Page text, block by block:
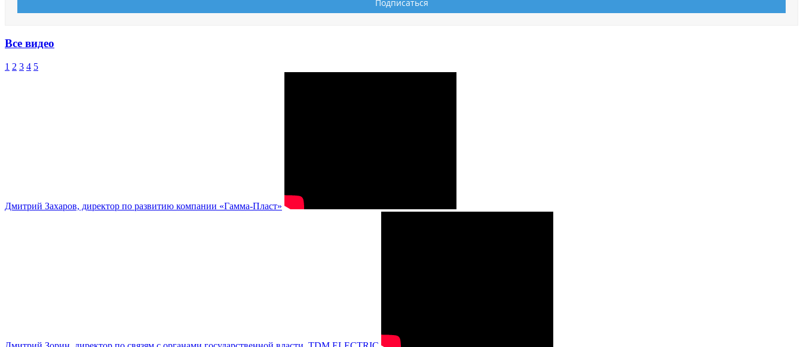
Все видео
1 2 3 4 5
Дмитрий Захаров, директор по развитию компании «Гамма-Пласт»